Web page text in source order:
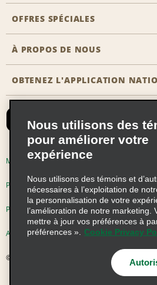
Emplacements Emerald Aisle
Agents de voyage
Réserver un véhicule pour
Emerald Club se connecter
Emerald Club S'inscrire
Emerald Club Avantages
Emerald Club Services
Clients ayant un handicap
Nous contacter
FAQ
OFFRES SPÉCIALES
Toutes les offres
Abonnement aux courriels
À PROPOS DE NOUS
Histoire de l’entreprise
Nouvelles et histoires
Responsabilité sociale
Occasions de franchise
Perspectives de carrière
OBTENEZ L'APPLICATION
Modalités d'utilisation
Politique sur les fichiers témoins
Pluriannuel d'accessibilité Choix de
AdChoices
© 2026 Enterprise Holdings, Inc. Tous droits
Nous utilisons des
pour améliorer votre
expérience
Nous utilisons des témoins et
nécessaires à l’exploitation de
la personnalisation de votre
l’amélioration de notre marketing.
mettre à jour vos préférences à
préférences ».
Cookie Privacy